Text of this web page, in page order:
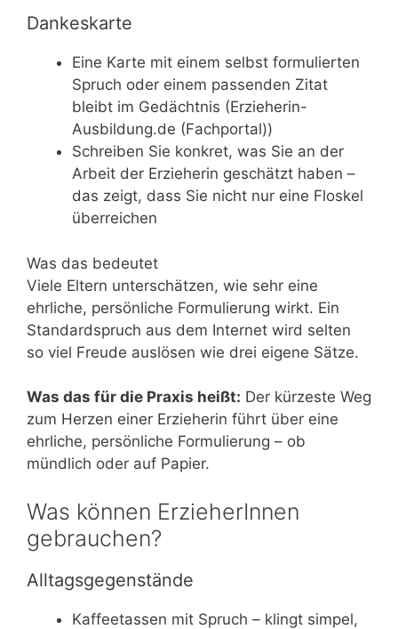
Dankeskarte
Eine Karte mit einem selbst formulierten
Spruch oder einem passenden Zitat
bleibt im Gedächtnis (Erzieherin-
Ausbildung.de (Fachportal))
Schreiben Sie konkret, was Sie an der
Arbeit der Erzieherin geschätzt haben –
das zeigt, dass Sie nicht nur eine Floskel
überreichen
Was das bedeutet
Viele Eltern unterschätzen, wie sehr eine
ehrliche, persönliche Formulierung wirkt. Ein
Standardspruch aus dem Internet wird selten
so viel Freude auslösen wie drei eigene Sätze.
Was das für die Praxis heißt: Der kürzeste Weg
zum Herzen einer Erzieherin führt über eine
ehrliche, persönliche Formulierung – ob
mündlich oder auf Papier.
Was können ErzieherInnen
gebrauchen?
Alltagsgegenstände
Kaffeetassen mit Spruch – klingt simpel,